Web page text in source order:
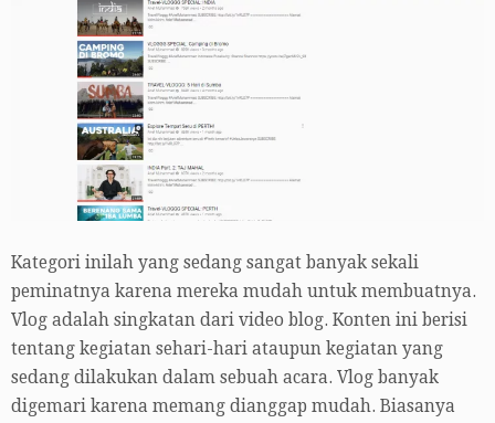
Kategori inilah yang sedang sangat banyak sekali
peminatnya karena mereka mudah untuk membuatnya.
Vlog adalah singkatan dari video blog. Konten ini berisi
tentang kegiatan sehari-hari ataupun kegiatan yang
sedang dilakukan dalam sebuah acara. Vlog banyak
digemari karena memang dianggap mudah. Biasanya